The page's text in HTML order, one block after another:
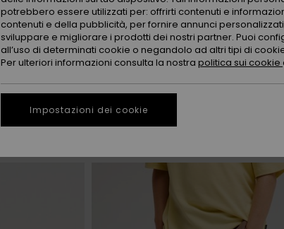
potrebbero essere utilizzati per: offrirti contenuti e
contenuti e della pubblicità, per fornire annunci
sviluppare e migliorare i prodotti dei nostri partner. Puoi
all’uso di determinati cookie o negandolo ad altri tipi di
Per ulteriori informazioni consulta la nostra politica sui cookie
Impostazioni dei cookie